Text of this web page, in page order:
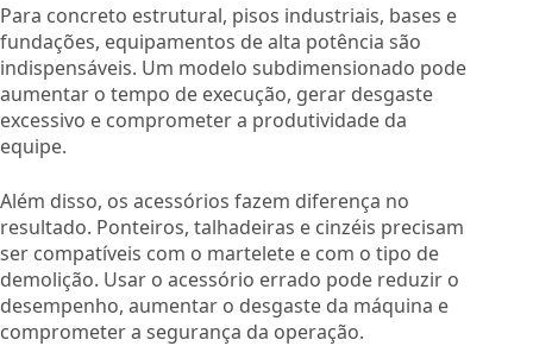
Para concreto estrutural, pisos industriais, bases e
fundações, equipamentos de alta potência são
indispensáveis. Um modelo subdimensionado pode
aumentar o tempo de execução, gerar desgaste
excessivo e comprometer a produtividade da
equipe.
Além disso, os acessórios fazem diferença no
resultado. Ponteiros, talhadeiras e cinzéis precisam
ser compatíveis com o martelete e com o tipo de
demolição. Usar o acessório errado pode reduzir o
desempenho, aumentar o desgaste da máquina e
comprometer a segurança da operação.